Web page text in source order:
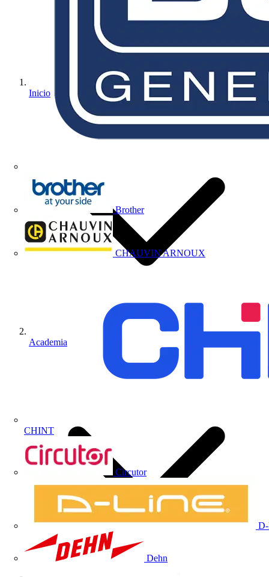
Brother
CHAUVIN ARNOUX
CHINT
Circutor
Dehn
Inicio
Academia